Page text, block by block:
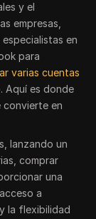
y el
empresas,
en
para
varias cuentas
Aquí es donde
convierte en
lanzando un
comprar
una
a
la flexibilidad